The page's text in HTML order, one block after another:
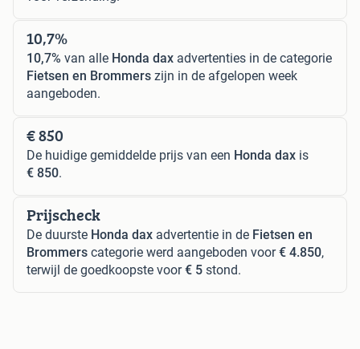
10,7%
10,7% van alle Honda dax advertenties in de categorie
Fietsen en Brommers zijn in de afgelopen week
aangeboden.
€ 850
De huidige gemiddelde prijs van een Honda dax is
€ 850.
Prijscheck
De duurste Honda dax advertentie in de Fietsen en
Brommers categorie werd aangeboden voor€ 4.850,
terwijl de goedkoopste voor€ 5 stond.